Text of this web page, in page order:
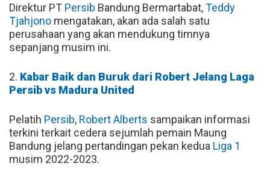
Direktur PT Persib Bandung Bermartabat,Teddy
Tjahjono mengatakan, akan ada salah satu
perusahaan yang akan mendukung timnya
sepanjang musim ini.
2. Kabar Baik dan Buruk dari Robert Jelang Laga
Persib vs Madura United
Pelatih Persib, Robert Alberts sampaikan informasi
terkini terkait cedera sejumlah pemain Maung
Bandung jelang pertandingan pekan kedua Liga 1
musim 2022-2023.